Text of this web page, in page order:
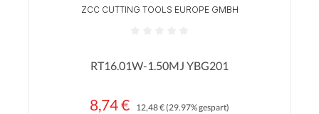
ZCC CUTTING TOOLS EUROPE GMBH
RT16.01W-1.50MJ YBG201
Verkaufspreis:
8,74 € 12,48 €(29.97% gespart)